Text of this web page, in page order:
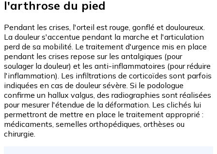
l'arthrose du pied
Pendant les crises, l'orteil est rouge, gonflé et douloureux.
La douleur s'accentue pendant la marche et l'articulation
perd de sa mobilité. Le traitement d'urgence mis en place
pendant les crises repose sur les antalgiques (pour
soulager la douleur) et les anti-inflammatoires (pour réduire
l'inflammation). Les infiltrations de corticoïdes sont parfois
indiquées en cas de douleur sévère. Si le podologue
confirme un hallux valgus, des radiographies sont réalisées
pour mesurer l'étendue de la déformation. Les clichés lui
permettront de mettre en place le traitement approprié :
médicaments, semelles orthopédiques, orthèses ou
chirurgie.